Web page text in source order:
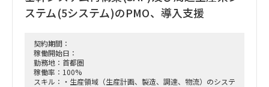
※トレーニング実施前の資料は現在約60名の顧客が作成中で
最終化は必要
く顧客をサポートする立場として一緒に解決策の立案／実行に
主眼を置いた行動が求められます。
（基本的な顧客との役割分担は立案が元請、実行が顧客になり
ます。）
ステム(5システム)のPMO、導入支援
契約期間：
稼働開始日：
勤務地：首都圏
稼働率：100%
スキル：・生産領域（生産計画、製造、調達、物流）のシステ